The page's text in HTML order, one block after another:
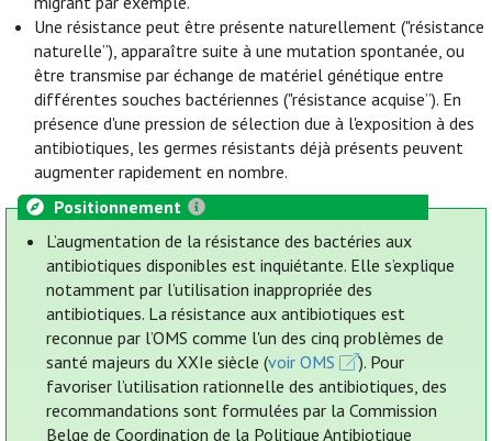
Une résistance peut être présente naturellement ("résistance
naturelle”), apparaître suite à une mutation spontanée, ou
être transmise par échange de matériel génétique entre
différentes souches bactériennes ("résistance acquise”). En
présence d'une pression de sélection due à l'exposition à des
antibiotiques, les germes résistants déjà présents peuvent
augmenter rapidement en nombre.
Positionnement
L’augmentation de la résistance des bactéries aux
antibiotiques disponibles est inquiétante. Elle s’explique
notamment par l’utilisation inappropriée des
antibiotiques. La résistance aux antibiotiques est
reconnue par l’OMS comme l'un des cinq problèmes de
santé majeurs du XXIe siècle (voir OMS
). Pour
favoriser l’utilisation rationnelle des antibiotiques, des
recommandations sont formulées par la Commission
Belge de Coordination de la Politique Antibiotique